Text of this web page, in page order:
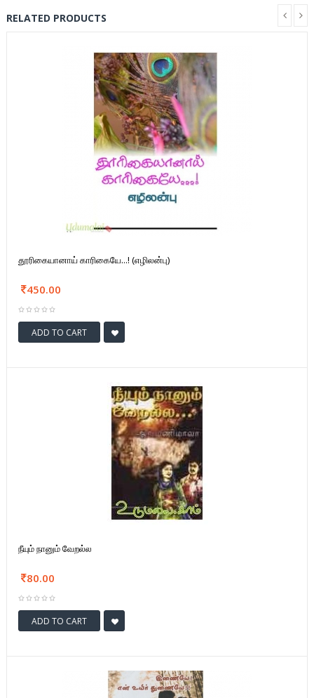
RELATED PRODUCTS
தூரிகையானாய் காரிகையே...! (எழிலன்பு)
450.00
ADD TO CART
நீயும் நானும் வேறல்ல
80.00
ADD TO CART